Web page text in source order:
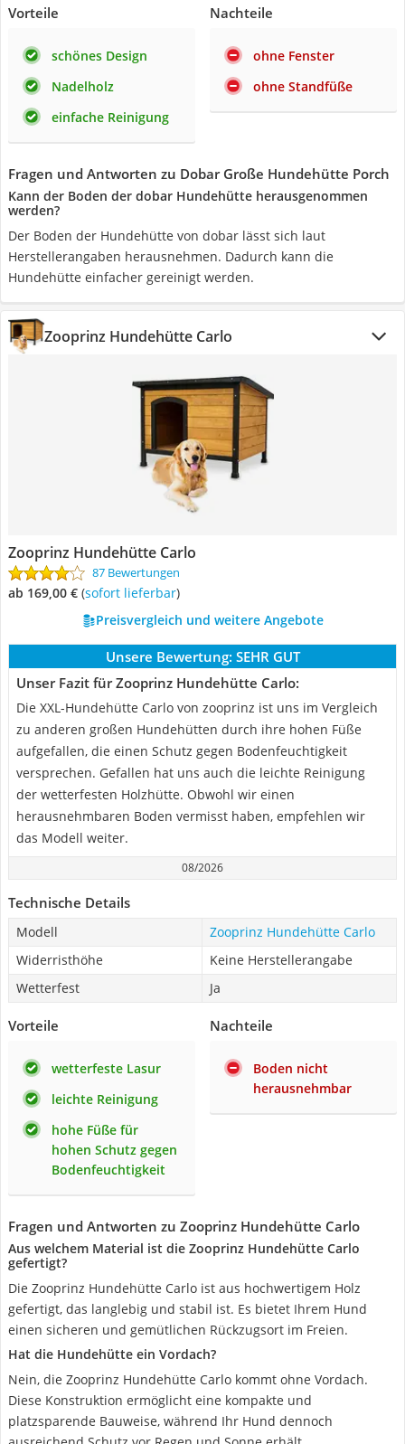
Vorteile
schönes Design
Nadelholz
einfache Reinigung
Nachteile
ohne Fenster
ohne Standfüße
Fragen und Antworten zu Dobar Große Hundehütte Porch
Kann der Boden der dobar Hundehütte herausgenommen
werden?
Der Boden der Hundehütte von dobar lässt sich laut
Herstellerangaben herausnehmen. Dadurch kann die
Hundehütte einfacher gereinigt werden.
Zooprinz Hundehütte Carlo
Zooprinz Hundehütte Carlo
87 Bewertungen
ab 169,00 € ( Sofort lieferbar)
Preisvergleich und weitere Angebote
Unsere Bewertung: SEHR GUT
Unser Fazit für Zooprinz Hundehütte Carlo:
Die XXL-Hundehütte Carlo von zooprinz ist uns im Vergleich
zu anderen großen Hundehütten durch ihre hohen Füße
aufgefallen, die einen Schutz gegen Bodenfeuchtigkeit
versprechen. Gefallen hat uns auch die leichte Reinigung
der wetterfesten Holzhütte. Obwohl wir einen
herausnehmbaren Boden vermisst haben, empfehlen wir
das Modell weiter.
08/2026
Technische Details
Modell
Zooprinz Hundehütte Carlo
Widerristhöhe
Keine Herstellerangabe
Wetterfest
Ja
Vorteile
wetterfeste Lasur
leichte Reinigung
hohe Füße für
hohen Schutz gegen
Bodenfeuchtigkeit
Nachteile
Boden nicht
herausnehmbar
Fragen und Antworten zu Zooprinz Hundehütte Carlo
Aus welchem Material ist die Zooprinz Hundehütte Carlo
gefertigt?
Die Zooprinz Hundehütte Carlo ist aus hochwertigem Holz
gefertigt, das langlebig und stabil ist. Es bietet Ihrem Hund
einen sicheren und gemütlichen Rückzugsort im Freien.
Hat die Hundehütte ein Vordach?
Nein, die Zooprinz Hundehütte Carlo kommt ohne Vordach.
Diese Konstruktion ermöglicht eine kompakte und
platzsparende Bauweise, während Ihr Hund dennoch